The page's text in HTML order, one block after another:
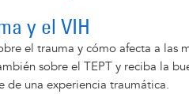
y el VIH
el trauma y cómo afecta a las
sobre el TEPT y reciba la
de una experiencia traumática.